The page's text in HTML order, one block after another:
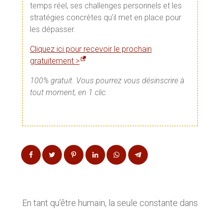
temps réel, ses challenges personnels et les
stratégies concrètes qu’il met en place pour
les dépasser.
Cliquez ici pour recevoir le prochain
gratuitement >
100% gratuit. Vous pourrez vous désinscrire à
tout moment, en 1 clic.
En tant qu’être humain, la seule constante dans